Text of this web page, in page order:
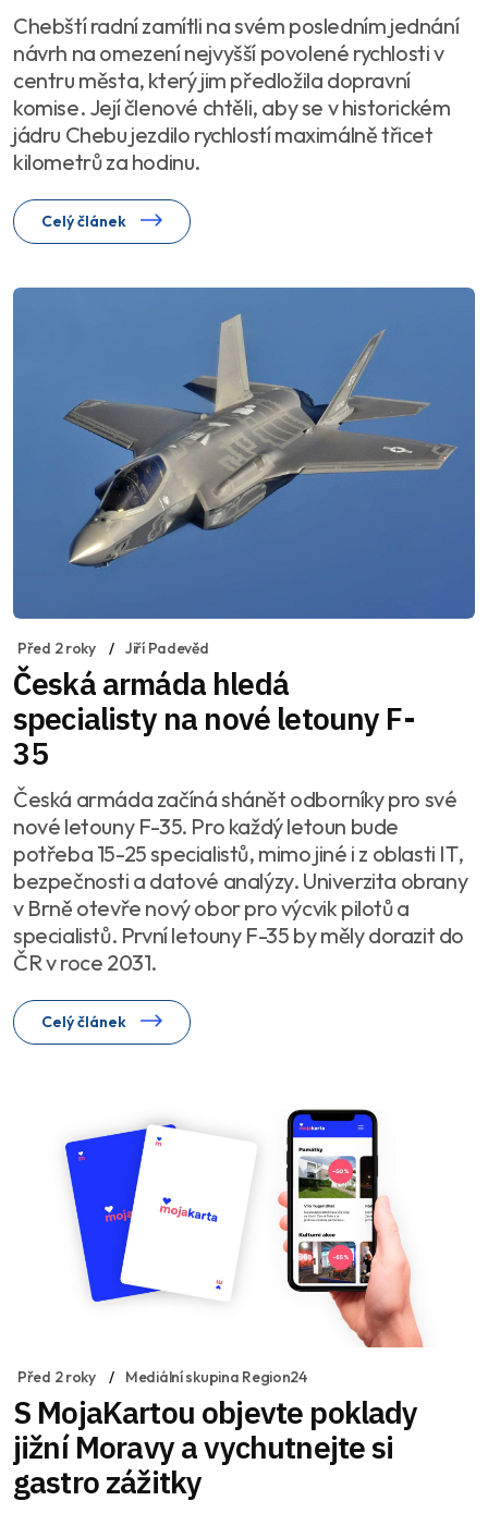
Chebští radní zamítli na svém posledním jednání
návrh na omezení nejvyšší povolené rychlosti v
centru města, který jim předložila dopravní
komise. Její členové chtěli, aby se v historickém
jádru Chebu jezdilo rychlostí maximálně třicet
kilometrů za hodinu.
Celý článek
Před 2 roky Jiří Padevěd
Česká armáda hledá
specialisty na nové letouny F-
35
Česká armáda začíná shánět odborníky pro své
nové letouny F-35. Pro každý letoun bude
potřeba 15-25 specialistů, mimo jiné i z oblasti IT,
bezpečnosti a datové analýzy. Univerzita obrany
v Brně otevře nový obor pro výcvik pilotů a
specialistů. První letouny F-35 by měly dorazit do
ČR v roce 2031.
Celý článek
Před 2 roky Mediální skupina Region24
S MojaKartou objevte poklady
jižní Moravy a vychutnejte si
gastro zážitky